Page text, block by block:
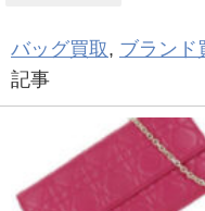
バッグ買取, ブランド
記事